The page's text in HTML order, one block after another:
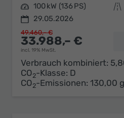
Leistung 100 kW (136 PS) Kilometerstand
29.05.2026
33.988,– €
incl. 19% MwSt.
49.460,– €
Verbrauch kombiniert:
CO2-Klasse: D
CO2-Emissionen: 130,00